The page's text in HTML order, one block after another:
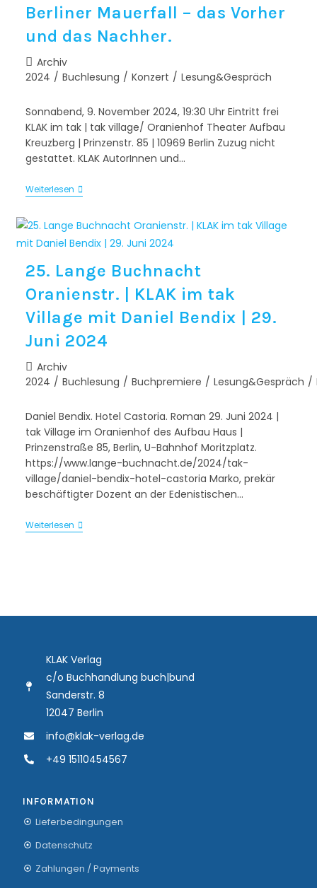
Berliner Mauerfall – das Vorher
und das Nachher.
Archiv
2024 / Buchlesung / Konzert / Lesung&Gespräch
Sonnabend, 9. November 2024, 19:30 Uhr Eintritt frei
KLAK im tak | tak village/ Oranienhof Theater Aufbau
Kreuzberg | Prinzenstr. 85 | 10969 Berlin Zuzug nicht
gestattet. KLAK AutorInnen und…
Weiterlesen
25. Lange Buchnacht
Oranienstr. | KLAK im tak
Village mit Daniel Bendix | 29.
Juni 2024
Archiv
2024 / Buchlesung / Buchpremiere / Lesung&Gespräch /
Daniel Bendix. Hotel Castoria. Roman 29. Juni 2024 |
tak Village im Oranienhof des Aufbau Haus |
Prinzenstraße 85, Berlin, U-Bahnhof Moritzplatz.
https://www.lange-buchnacht.de/2024/tak-
village/daniel-bendix-hotel-castoria Marko, prekär
beschäftigter Dozent an der Edenistischen…
Weiterlesen
KLAK Verlag
c/o Buchhandlung buch|bund
Sanderstr. 8
12047 Berlin
info@klak-verlag.de
+49 15110454567
INFORMATION
Lieferbedingungen
Datenschutz
Zahlungen / Payments